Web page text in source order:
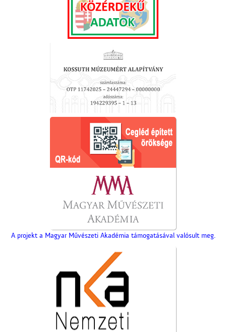
A projekt a Magyar Művészeti Akadémia támogatásával valósult meg.